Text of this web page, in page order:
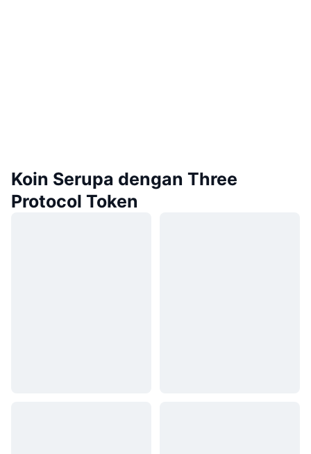
Koin Serupa dengan Three
Protocol Token